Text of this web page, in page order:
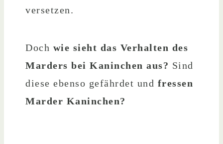
versetzen.
Doch wie sieht das Verhalten des
Marders bei Kaninchen aus? Sind
diese ebenso gefährdet und fressen
Marder Kaninchen?